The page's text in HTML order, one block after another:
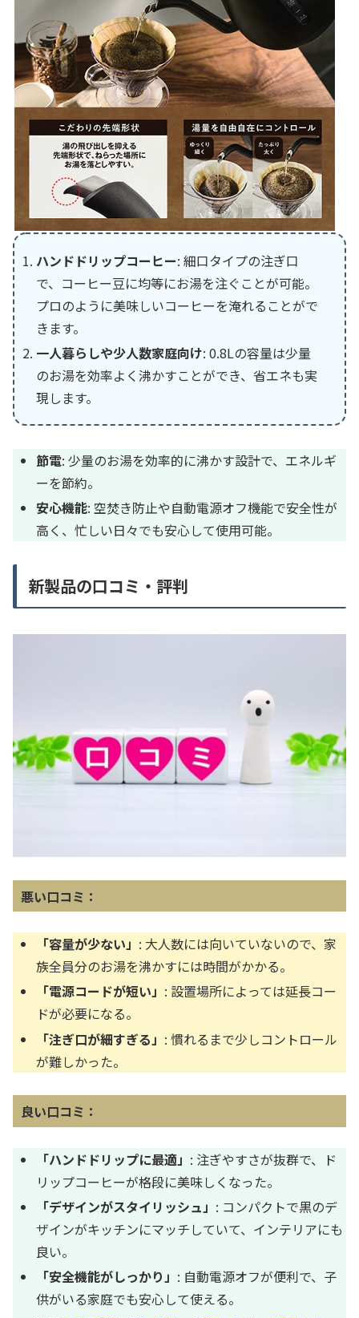
ハンドドリップコーヒー: 細口タイプの注ぎ口
で、コーヒー豆に均等にお湯を注ぐことが可能。
プロのように美味しいコーヒーを淹れることがで
きます。
一人暮らしや少人数家庭向け: 0.8Lの容量は少量
のお湯を効率よく沸かすことができ、省エネも実
現します。
節電: 少量のお湯を効率的に沸かす設計で、エネルギ
ーを節約。
安心機能: 空焚き防止や自動電源オフ機能で安全性が
高く、忙しい日々でも安心して使用可能。
新製品の口コミ・評判
悪い口コミ：
「容量が少ない」 : 大人数には向いていないので、家
族全員分のお湯を沸かすには時間がかかる。
「電源コードが短い」 : 設置場所によっては延長コー
ドが必要になる。
「注ぎ口が細すぎる」 : 慣れるまで少しコントロール
が難しかった。
良い口コミ：
「ハンドドリップに最適」 : 注ぎやすさが抜群で、ド
リップコーヒーが格段に美味しくなった。
「デザインがスタイリッシュ」 : コンパクトで黒のデ
ザインがキッチンにマッチしていて、インテリアにも
良い。
「安全機能がしっかり」 : 自動電源オフが便利で、子
供がいる家庭でも安心して使える。